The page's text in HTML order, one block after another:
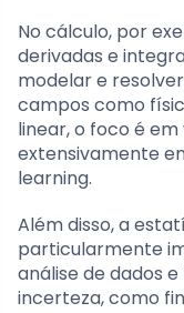
No cálculo, por
derivadas e
modelar e
campos como
linear, o foco é
extensivamente
learning.
Além disso, a
particularmente
análise de dados
incerteza, como